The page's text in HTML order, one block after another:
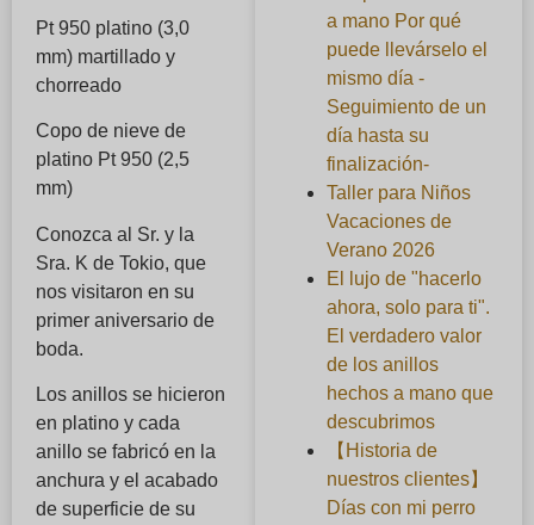
Pt 950 platino (3,0
mm) martillado y
chorreado
Copo de nieve de
platino Pt 950 (2,5
mm)
Conozca al Sr. y la
Sra. K de Tokio, que
nos visitaron en su
primer aniversario de
boda.
Los anillos se hicieron
en platino y cada
anillo se fabricó en la
anchura y el acabado
de superficie de su
a mano Por qué
puede llevárselo el
mismo día -
Seguimiento de un
día hasta su
finalización-
Taller para Niños
Vacaciones de
Verano 2026
El lujo de "hacerlo
ahora, solo para ti".
El verdadero valor
de los anillos
hechos a mano que
descubrimos
【Historia de
nuestros clientes】
Días con mi perro